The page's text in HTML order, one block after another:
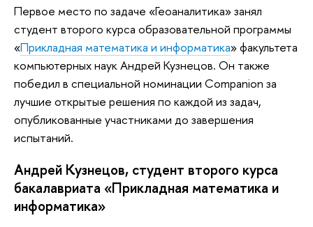
Первое место по задаче «Геоаналитика» занял
студент второго курса образовательной программы
«Прикладная математика и информатика» факультета
компьютерных наук Андрей Кузнецов. Он также
победил в специальной номинации Companion за
лучшие открытые решения по каждой из задач,
опубликованные участниками до завершения
испытаний.
Андрей Кузнецов, студент второго курса
бакалавриата «Прикладная математика и
информатика»